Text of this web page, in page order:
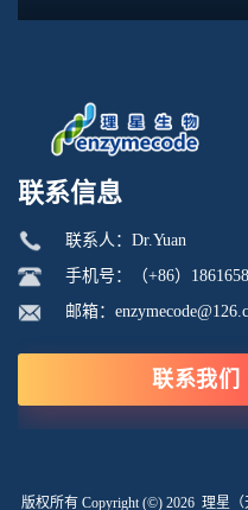
联系信息
联系人：Dr.Yuan
手机号：（+86）
邮箱：
联系我们
版权所有 Copyright (©) 2026 理星（